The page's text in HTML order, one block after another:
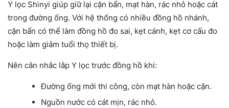
Y lọc Shinyi giúp giữ lại cặn bẩn, mạt hàn, rác nhỏ hoặc cát
trong đường ống. Với hệ thống có nhiều đồng hồ nhánh,
cặn bẩn có thể làm đồng hồ đo sai, kẹt cánh, kẹt cơ cấu đo
hoặc làm giảm tuổi thọ thiết bị.
Nên cân nhắc lắp Y lọc trước đồng hồ khi:
Đường ống mới thi công, còn mạt hàn hoặc cặn.
Nguồn nước có cát mịn, rác nhỏ.